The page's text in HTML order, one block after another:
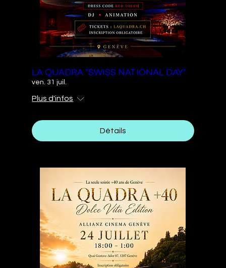
LA QUADRA "SWISS NATIONAL DAY"
ven. 31 juil.
Plus d'infos
Détails